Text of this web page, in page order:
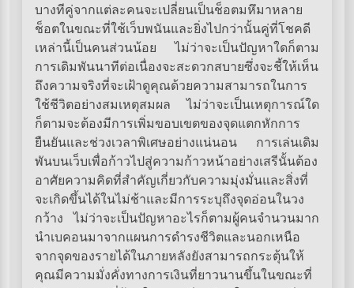
บางทีคู่จากแต่ละคนจะเปลี่ยนเป็นช็อตมหึมาหลาย
ช็อตในขณะที่ใช้เว็บพนันและยิ่งไปกว่านั้นคู่ที่โชคดี
เหล่านี้เป็นคนส่วนน้อย ไม่ว่าจะเป็นปัญหาใดก็ตาม
การเดิมพันนาทีต่อเนื่องจะสะดวกสบายซึ่งจะชี้ให้เห็น
ถึงความจริงที่จะเฝ้าดูคุณด้วยความสามารถในการ
ใช้ชีวิตอย่างสมเหตุสมผล ไม่ว่าจะเป็นเหตุการณ์ใด
ก็ตามจะต้องมีการเพิ่มขอบเขตของจุดแตกหักการ
ยืนยันและช่วงเวลาพิเศษอย่างแน่นอน การเล่นเดิม
พันบนเว็บเพื่อก้าวไปสู่ความก้าวหน้าอย่างเสรีนั้นต้อง
อาศัยความคิดที่สำคัญเกี่ยวกับความมุ่งมั่นและสิ่งที่
จะเกิดขึ้นได้ในไม่ช้าและมีการระบุถึงจุดอ่อนในวง
กว้าง ไม่ว่าจะเป็นปัญหาอะไรก็ตามผู้คนจำนวนมาก
นำเบคอนมาจากแผนการดำรงชีวิตและนอกเหนือ
จากจุดของรายได้ในภายหลังยังสามารถกระตุ้นให้
คุณมีความมั่งคั่งทางการเงินที่ยาวนานขึ้นในขณะที่